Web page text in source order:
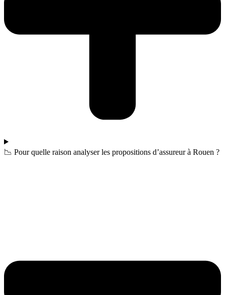
📉 Pour quelle raison analyser les propositions d’assureur à Rouen ?